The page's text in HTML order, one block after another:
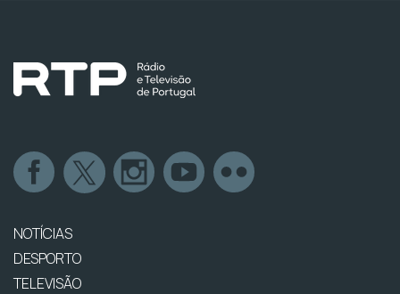
NOTÍCIAS
DESPORTO
TELEVISÃO